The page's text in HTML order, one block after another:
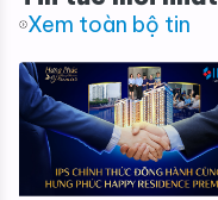
Xem toàn bộ tin